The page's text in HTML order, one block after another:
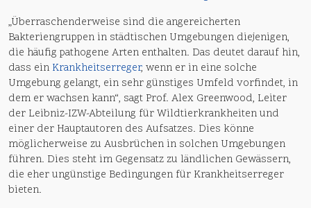
„Überraschenderweise sind die angereicherten
Bakteriengruppen in städtischen Umgebungen diejenigen,
die häufig pathogene Arten enthalten. Das deutet darauf hin,
dass ein Krankheitserreger, wenn er in eine solche
Umgebung gelangt, ein sehr günstiges Umfeld vorfindet, in
dem er wachsen kann“, sagt Prof. Alex Greenwood, Leiter
der Leibniz-IZW-Abteilung für Wildtierkrankheiten und
einer der Hauptautoren des Aufsatzes. Dies könne
möglicherweise zu Ausbrüchen in solchen Umgebungen
führen. Dies steht im Gegensatz zu ländlichen Gewässern,
die eher ungünstige Bedingungen für Krankheitserreger
bieten.